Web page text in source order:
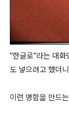
"한글로"라는 대화
도 넣으려고 했더
이런 명함을 만드